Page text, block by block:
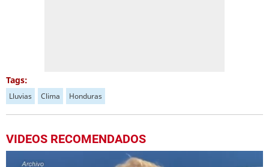
Tags:
Lluvias Clima Honduras
VIDEOS RECOMENDADOS